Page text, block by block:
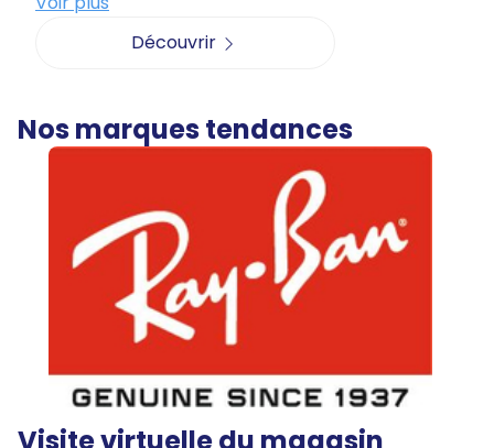
Découvrir
Nos marques tendances
Visite virtuelle du magasin